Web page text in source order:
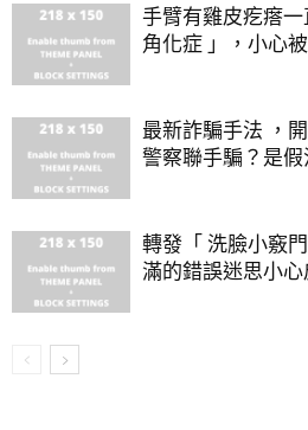
手臂有雞皮疙瘩
角化症 」，小心
最新詐騙手法 ，
警察聯手騙？是假
轉發「 洗臉小竅
滿的錯誤迷思小